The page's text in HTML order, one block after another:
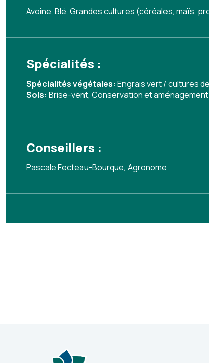
Avoine, Blé, Grandes cultures (céréales, maïs,
Spécialités :
Spécialités végétales: Engrais vert / cultures
Sols: Brise-vent, Conservation et
Conseillers :
Pascale Fecteau-Bourque, Agronome